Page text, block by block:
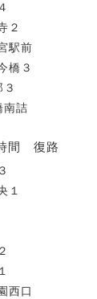
２
駅前
橋３
詰
間 復路
１
西口